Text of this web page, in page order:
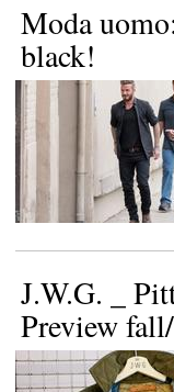
Moda
black!
J.W.G. _
Preview